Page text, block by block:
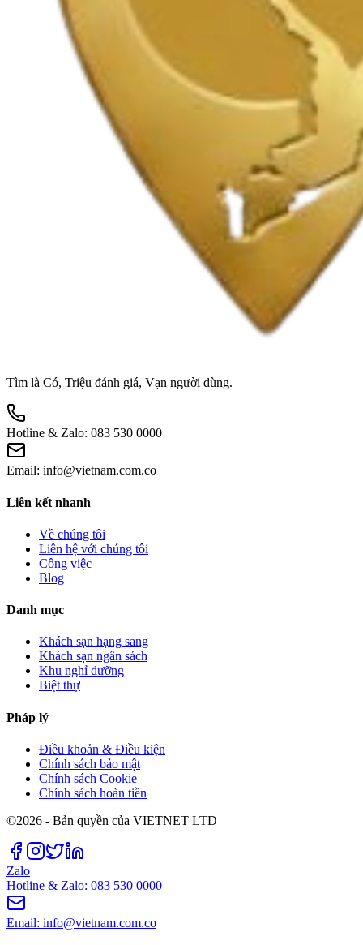
Tìm là Có, Triệu đánh giá, Vạn người dùng.
Hotline & Zalo: 083 530 0000
Email: info@vietnam.com.co
Liên kết nhanh
Về chúng tôi
Liên hệ với chúng tôi
Công việc
Blog
Danh mục
Khách sạn hạng sang
Khách sạn ngân sách
Khu nghỉ dưỡng
Biệt thự
Pháp lý
Điều khoản & Điều kiện
Chính sách bảo mật
Chính sách Cookie
Chính sách hoàn tiền
©2026 - Bản quyền của VIETNET LTD
Zalo
Hotline & Zalo: 083 530 0000
Email: info@vietnam.com.co